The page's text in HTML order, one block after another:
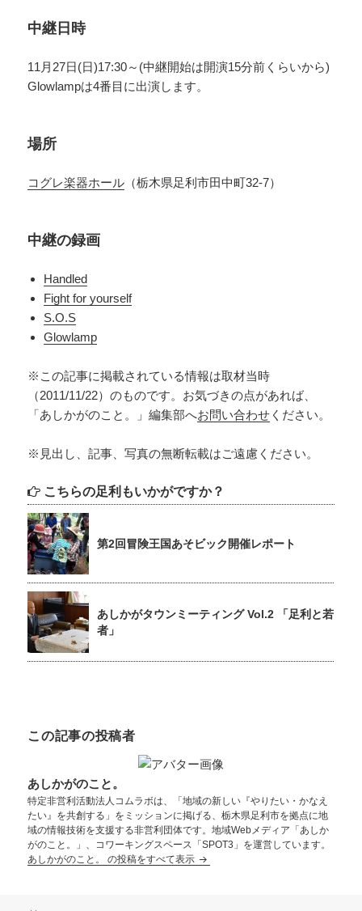
中継日時
11月27日(日)17:30～(中継開始は開演15分前くらいから)
Glowlampは4番目に出演します。
場所
コグレ楽器ホール （栃木県足利市田中町32-7）
中継の録画
Handled
Fight for yourself
S.O.S
Glowlamp
※この記事に掲載されている情報は取材当時
（2011/11/22）のものです。お気づきの点があれば、
「あしかがのこと。」編集部へお問い合わせ ください。
※見出し、記事、写真の無断転載はご遠慮ください。
こちらの足利もいかがですか？
第2回冒険王国あそビック開催レポート
あしかがタウンミーティング Vol.2 「足利と若
者」
この記事の投稿者
あしかがのこと。
特定非営利活動法人コムラボは、「地域の新しい『やりたい・かなえ
たい』を共創する」をミッションに掲げる、栃木県足利市を拠点に地
域の情報技術を支援する非営利団体です。地域Webメディア「あしか
がのこと。」、コワーキングスペース「SPOT3」を運営しています。
あしかがのこと。 の投稿をすべて表示